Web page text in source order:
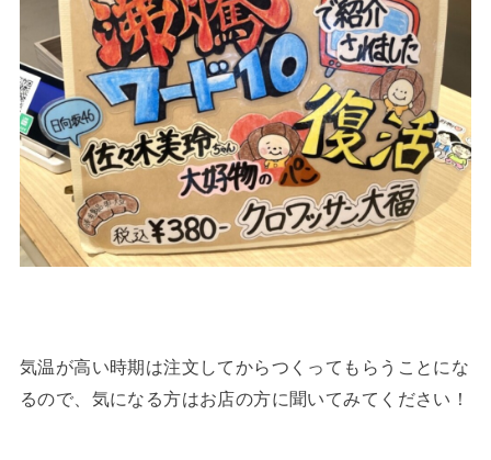
気温が高い時期は注文してからつくってもらうことにな
るので、気になる方はお店の方に聞いてみてください！